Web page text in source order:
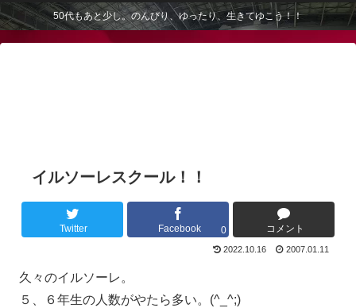
50代もあと少し。のんびり、ゆったり、生きてゆこう！！
イルソーレスクール！！
Twitter Facebook 0 コメント
2022.10.16 2007.01.11
久々のイルソーレ。
５、６年生の人数がやたら多い。(^_^;)